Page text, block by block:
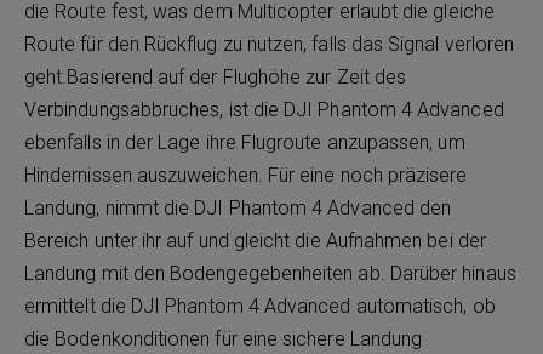
die Route fest, was dem Multicopter erlaubt die gleiche
Route für den Rückflug zu nutzen, falls das Signal verloren
geht.Basierend auf der Flughöhe zur Zeit des
Verbindungsabbruches, ist die DJI Phantom 4 Advanced
ebenfalls in der Lage ihre Flugroute anzupassen, um
Hindernissen auszuweichen. Für eine noch präzisere
Landung, nimmt die DJI Phantom 4 Advanced den
Bereich unter ihr auf und gleicht die Aufnahmen bei der
Landung mit den Bodengegebenheiten ab. Darüber hinaus
ermittelt die DJI Phantom 4 Advanced automatisch, ob
die Bodenkonditionen für eine sichere Landung